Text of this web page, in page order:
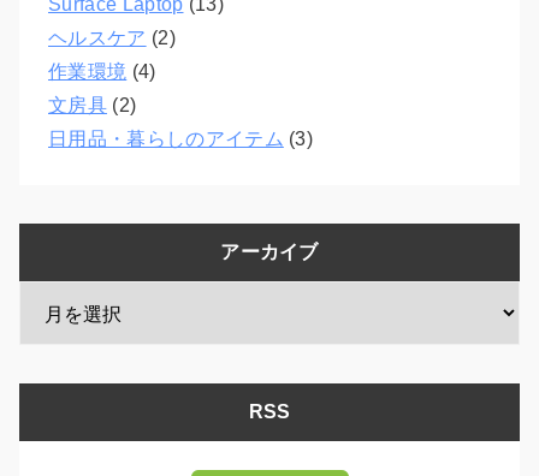
Surface Laptop (13)
ヘルスケア (2)
作業環境 (4)
文房具(2)
日用品・暮らしのアイテム (3)
アーカイブ
RSS